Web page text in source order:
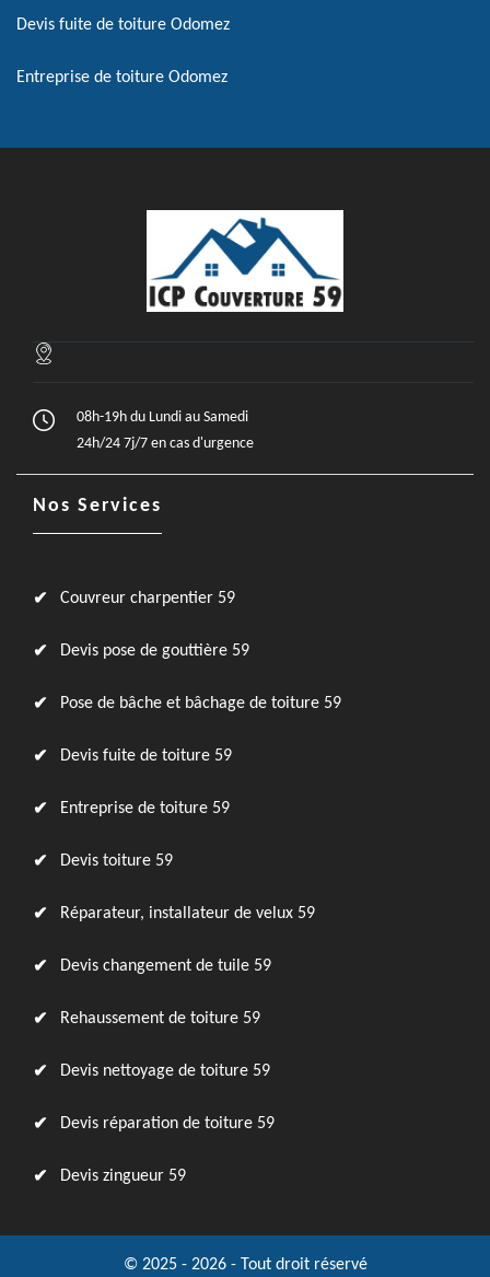
Devis fuite de toiture Odomez
Entreprise de toiture Odomez
08h-19h du Lundi au Samedi
24h/24 7j/7 en cas d'urgence
Nos Services
Couvreur charpentier 59
Devis pose de gouttière 59
Pose de bâche et bâchage de toiture 59
Devis fuite de toiture 59
Entreprise de toiture 59
Devis toiture 59
Réparateur, installateur de velux 59
Devis changement de tuile 59
Rehaussement de toiture 59
Devis nettoyage de toiture 59
Devis réparation de toiture 59
Devis zingueur 59
© 2025 - 2026 - Tout droit réservé